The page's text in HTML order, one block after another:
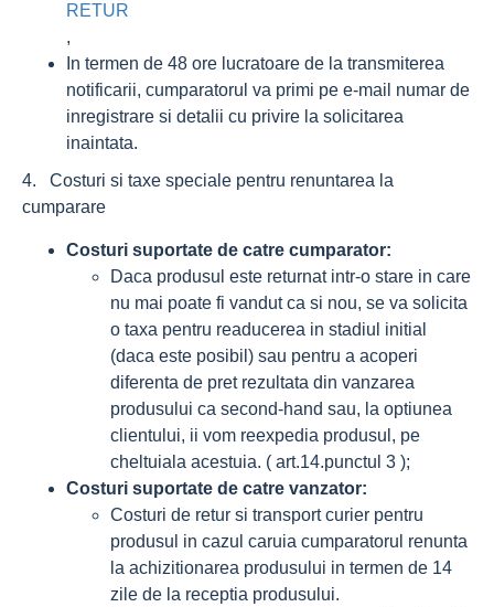
RETUR
,
In termen de 48 ore lucratoare de la transmiterea
notificarii, cumparatorul va primi pe e-mail numar de
inregistrare si detalii cu privire la solicitarea
inaintata.
4. Costuri si taxe speciale pentru renuntarea la
cumparare
Costuri suportate de catre cumparator:
Daca produsul este returnat intr-o stare in care
nu mai poate fi vandut ca si nou, se va solicita
o taxa pentru readucerea in stadiul initial
(daca este posibil) sau pentru a acoperi
diferenta de pret rezultata din vanzarea
produsului ca second-hand sau, la optiunea
clientului, ii vom reexpedia produsul, pe
cheltuiala acestuia. ( art.14.punctul 3 );
Costuri suportate de catre vanzator:
Costuri de retur si transport curier pentru
produsul in cazul caruia cumparatorul renunta
la achizitionarea produsului in termen de 14
zile de la receptia produsului.